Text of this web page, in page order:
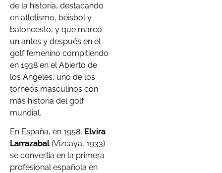
de la historia, destacando
en atletismo, béisbol y
baloncesto, y que marcó
un antes y después en el
golf femenino compitiendo
en 1938 en el Abierto de
los Ángeles, uno de los
torneos masculinos con
más historia del golf
mundial.
En España, en 1958, Elvira
Larrazabal (Vizcaya, 1933)
se convertía en la primera
profesional española en